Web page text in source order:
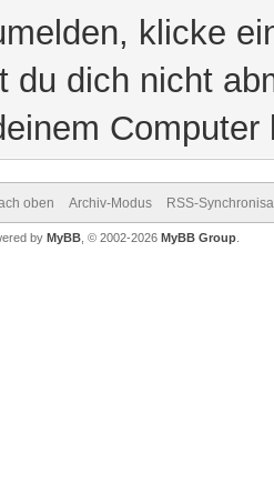
klicke
du dich nicht
Computer
oben Archiv-Modus RSS-
by MyBB , © 2002-2026 MyBB Group